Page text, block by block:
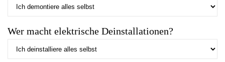
Wer macht elektrische Deinstallationen?